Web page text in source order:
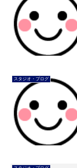
スタジオ・ブログ